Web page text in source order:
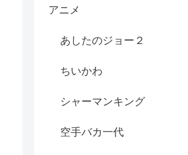
アニメ
あしたのジョー２
ちいかわ
シャーマンキング
空手バカ一代